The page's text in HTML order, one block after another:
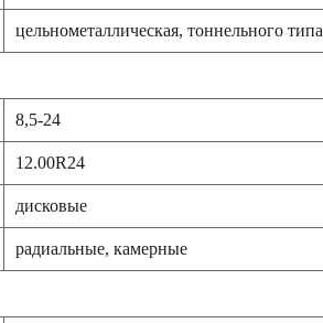
цельнометаллическая, тоннельного типа
8,5-24
12.00R24
дисковые
радиальные, камерные